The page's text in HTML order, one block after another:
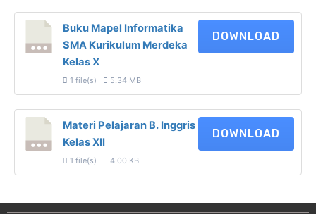
Buku Mapel Informatika
SMA Kurikulum Merdeka
Kelas X
1 file(s) 5.34 MB
DOWNLOAD
Materi Pelajaran B. Inggris
Kelas XII
1 file(s) 4.00 KB
DOWNLOAD